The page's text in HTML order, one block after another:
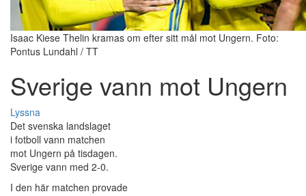
Isaac Kiese Thelin kramas om efter sitt mål mot Ungern. Foto:
Pontus Lundahl / TT
Sverige vann mot Ungern
Lyssna
Det svenska landslaget
i fotboll vann matchen
mot Ungern på tisdagen.
Sverige vann med 2-0.
I den här matchen provade